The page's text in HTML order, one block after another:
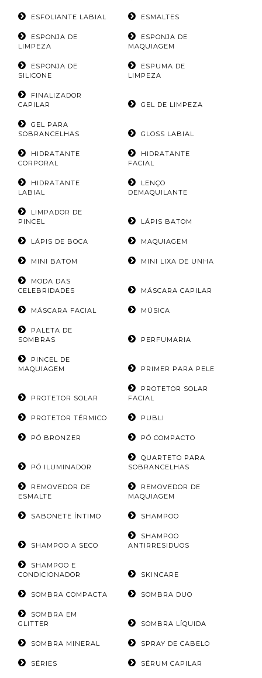
ESFOLIANTE LABIAL ESMALTES
ESPONJA DE
LIMPEZA
ESPONJA DE
MAQUIAGEM
ESPONJA DE
SILICONE
ESPUMA DE
LIMPEZA
FINALIZADOR
CAPILAR
GEL DE LIMPEZA
GEL PARA
SOBRANCELHAS
GLOSS LABIAL
HIDRATANTE
CORPORAL
HIDRATANTE
FACIAL
HIDRATANTE
LABIAL
LENÇO
DEMAQUILANTE
LIMPADOR DE
PINCEL
LÁPIS BATOM
LÁPIS DE BOCA MAQUIAGEM
MINI BATOM MINI LIXA DE UNHA
MODA DAS
CELEBRIDADES
MÁSCARA CAPILAR
MÁSCARA FACIAL MÚSICA
PALETA DE
SOMBRAS
PERFUMARIA
PINCEL DE
MAQUIAGEM
PRIMER PARA PELE
PROTETOR SOLAR
PROTETOR SOLAR
FACIAL
PROTETOR TÉRMICO PUBLI
PÓ BRONZER PÓ COMPACTO
PÓ ILUMINADOR
QUARTETO PARA
SOBRANCELHAS
REMOVEDOR DE
ESMALTE
REMOVEDOR DE
MAQUIAGEM
SABONETE ÍNTIMO SHAMPOO
SHAMPOO A SECO
SHAMPOO
ANTIRRESIDUOS
SHAMPOO E
CONDICIONADOR
SKINCARE
SOMBRA COMPACTA SOMBRA DUO
SOMBRA EM
GLITTER
SOMBRA LÍQUIDA
SOMBRA MINERAL SPRAY DE CABELO
SÉRIES SÉRUM CAPILAR